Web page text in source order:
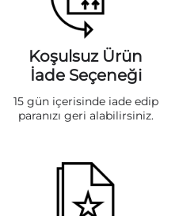
Koşulsuz Ürün
İade Seçeneği
15 gün içerisinde iade edip
paranızı geri alabilirsiniz.